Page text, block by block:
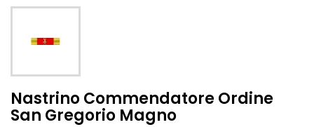
Nastrino Commendatore Ordine
San Gregorio Magno